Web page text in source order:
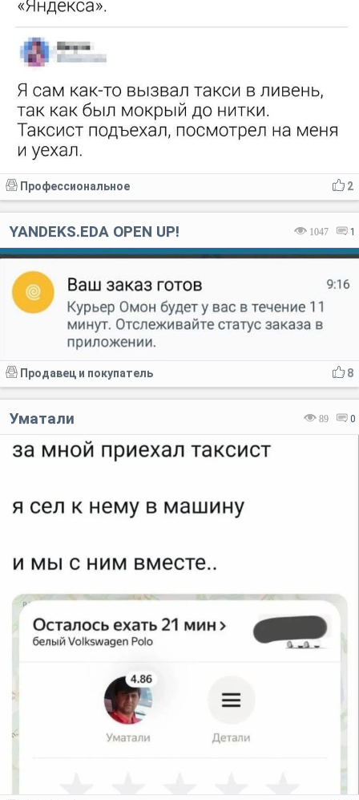
2
Профессиональное
1047 1
YANDEKS.EDA OPEN UP!
8
Продавец и покупатель
89 0
Уматали